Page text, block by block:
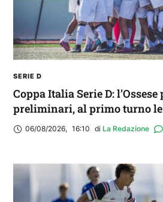
SERIE D
Coppa Italia Serie D:
preliminari, al primo turno
06/08/2026, 16:10 di La Redazione